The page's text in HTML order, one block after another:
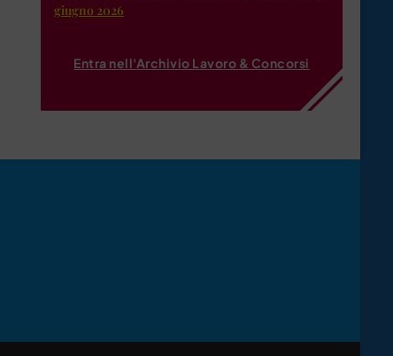
giugno 2026
Entra nell'Archivio Lavoro & Concorsi